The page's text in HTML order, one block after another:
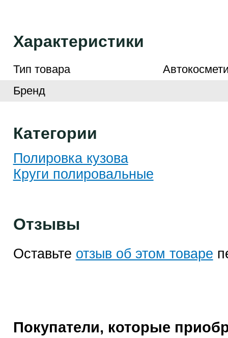
Характеристики
Тип товара
Бренд
Категории
Полировка кузова
Круги полировальные
Отзывы
Оставьте отзыв об этом товаре
Покупатели, которые